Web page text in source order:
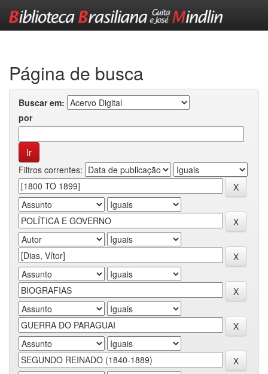
Página de busca
Buscar em:
por
Filtros correntes: